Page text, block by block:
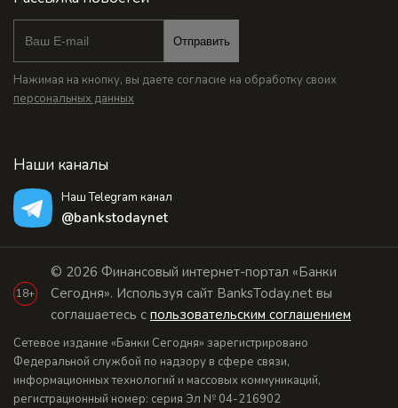
Отправить
Нажимая на кнопку, вы даете согласие на обработку своих
персональных данных
Наши каналы
Наш Telegram канал
@bankstodaynet
18+
© 2026 Финансовый интернет-портал «Банки
Сегодня». Используя сайт BanksToday.net вы
соглашаетесь с пользовательским соглашением
Сетевое издание «Банки Сегодня» зарегистрировано
Федеральной службой по надзору в сфере связи,
информационных технологий и массовых коммуникаций,
регистрационный номер: серия Эл № 04-216902